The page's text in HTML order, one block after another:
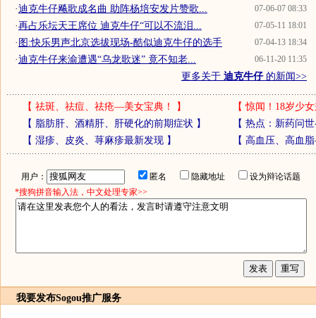
07-06-07 08:33
·迪克牛仔飚歌成名曲 助阵杨培安发片赞歌...
07-05-11 18:01
·再占乐坛天王席位 迪克牛仔“可以不流泪...
07-04-13 18:34
·图:快乐男声北京选拔现场-酷似迪克牛仔的选手
06-11-20 11:35
·迪克牛仔来渝遭遇“乌龙歌迷” 竟不知老...
更多关于 迪克牛仔的新闻>>
【 祛斑、祛痘、祛疮—美女宝典！ 】 【惊闻！18岁少
【 脂肪肝、酒精肝、肝硬化的前期症状 】 【 热点：新药问
【 湿疹、皮炎、荨麻疹最新发现】 【 高血压、高血
用户： 匿名 隐藏地址
设为辩论话题
*搜狗拼音输入法，中文处理专家>>
我要发布Sogou推广服务